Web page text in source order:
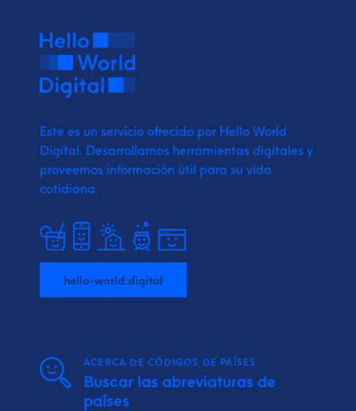
Este es un servicio ofrecido por Hello World
Digital. Desarrollamos herramientas digitales y
proveemos información útil para su vida
cotidiana.
hello-world.digital
ACERCA DE CÓDIGOS DE PAÍSES
Buscar las abreviaturas de
países